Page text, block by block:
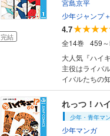
完結
宮島京平
少年ジャンプ＋
4.7
全14巻
459
大人気『ハイ
主役はライバ
イバルたちの
予感…!?
れっつ！ハ
少年・青年マ
少年マンガ